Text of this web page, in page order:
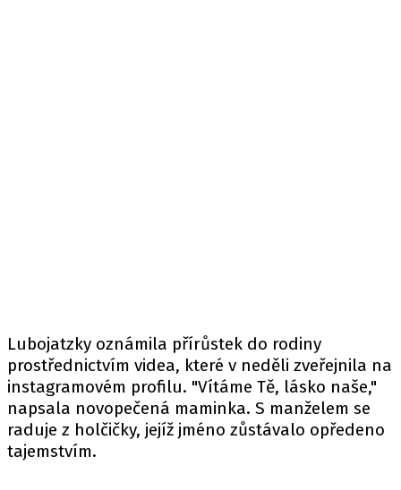
Lubojatzky oznámila přírůstek do rodiny
prostřednictvím videa, které v neděli zveřejnila na
instagramovém profilu. "Vítáme Tě, lásko naše,"
napsala novopečená maminka. S manželem se
raduje z holčičky, jejíž jméno zůstávalo opředeno
tajemstvím.